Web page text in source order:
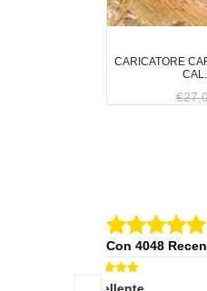
CARICATORE
Con 4048